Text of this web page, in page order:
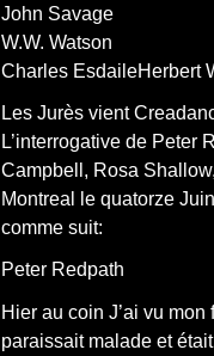
John Savage
W.W. Watson
Charles EsdaileHerbert
Les Jurès vient
L’interrogative de Peter
Campbell, Rosa
Montreal le quatorze
comme suit:
Peter Redpath
Hier au coin J’ai vu
paraissait malade et